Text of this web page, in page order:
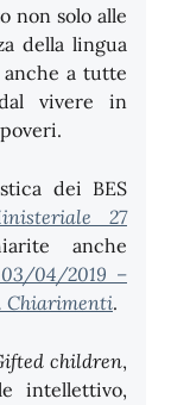
non solo alle
della lingua
a tutte
vivere in
dei BES
27
anche
04/2019 –
Chiarimenti.
children,
intellettivo,